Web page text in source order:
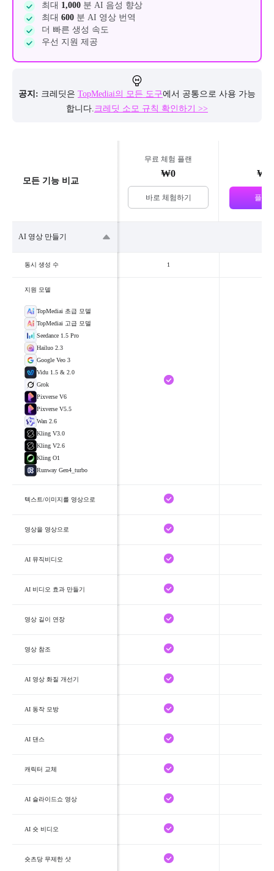
최대 1,000 분 AI 음성 향상
최대 600 분 AI 영상 번역
더 빠른 생성 속도
우선 지원 제공
공지: 크레딧은 TopMediai의 모든 도구에서 공통으로 사용 가능
합니다.크레딧 소모 규칙 확인하기 >>
모든 기능 비교
무료 체험 플랜
₩0
바로 체험하기 플랜
AI 영상 만들기
동시 생성 수 1
지원 모델
TopMediai 초급 모델
TopMediai 고급 모델
Seedance 1.5 Pro
Hailuo 2.3
Google Veo 3
Vidu 1.5 & 2.0
Grok
Pixverse V6
Pixverse V5.5
Wan 2.6
Kling V3.0
Kling V2.6
Kling O1
Runway Gen4_turbo
텍스트/이미지를 영상으로
영상을 영상으로
AI 뮤직비디오
AI 비디오 효과 만들기
영상 길이 연장
영상 참조
AI 영상 화질 개선기
AI 동작 모방
AI 댄스
캐릭터 교체
AI 슬라이드쇼 영상
AI 숏 비디오
숏츠당 무제한 샷